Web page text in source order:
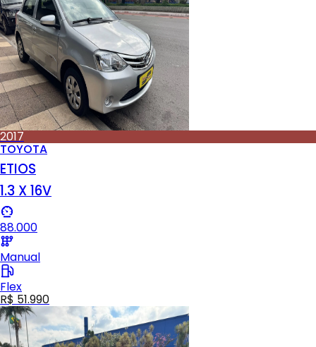
2017
TOYOTA
ETIOS
1.3 X 16V
88.000
Manual
Flex
R$ 51.990